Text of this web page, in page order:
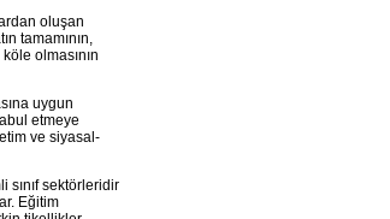
oluşan
tamamının,
olmasının
uygun
etmeye
ve siyasal-
sınıf sektörleridir
Eğitim